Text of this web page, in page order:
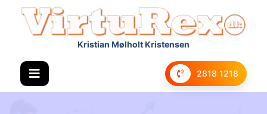
Kristian Mølholt Kristensen
2818 1218